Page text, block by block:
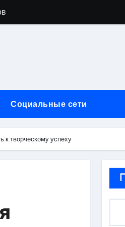
присутствия в 2026
рейтинг по безопасности
с пополнением в USDT
и техническая поддержка
Социальные сети
к творческому успеху